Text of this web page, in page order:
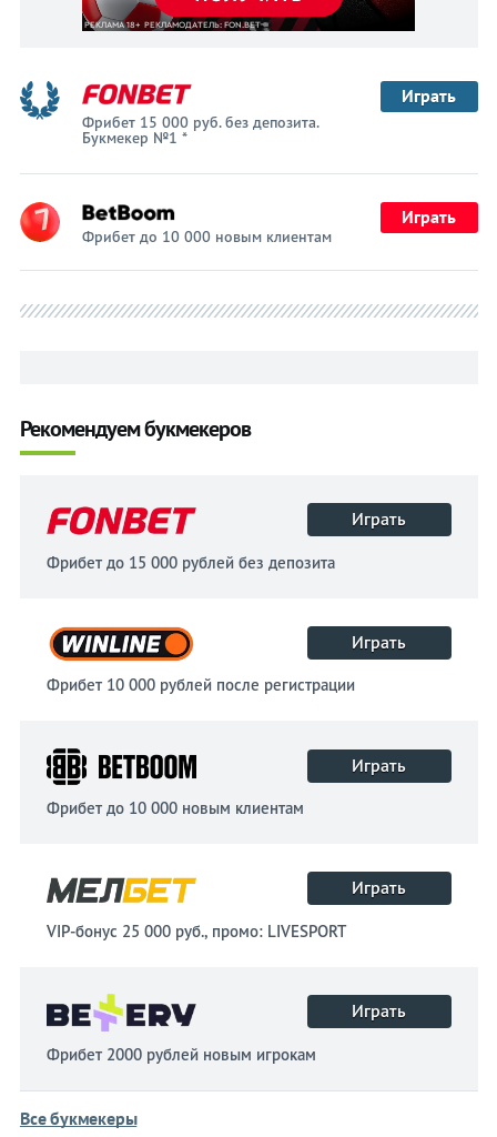
Фрибет 15 000 руб. без депозита.
Букмекер №1 *
Играть
Фрибет до 10 000 новым клиентам
Играть
Рекомендуем букмекеров
Играть
Фрибет до 15 000 рублей без депозита
Играть
Фрибет 10 000 рублей после регистрации
Играть
Фрибет до 10 000 новым клиентам
Играть
VIP-бонус 25 000 руб., промо: LIVESPORT
Играть
Фрибет 2000 рублей новым игрокам
Все букмекеры